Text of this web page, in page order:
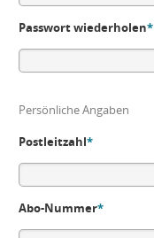
Passwort wiederholen*
Persönliche Angaben
Postleitzahl*
Abo-Nummer*